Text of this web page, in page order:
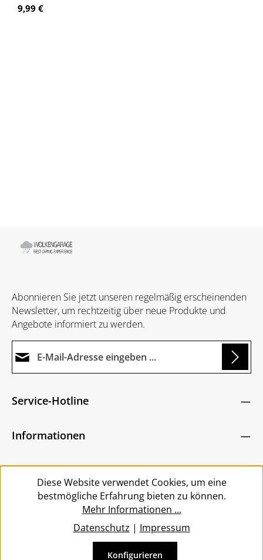
Regulärer Preis:
9,99 €
Abonnieren Sie jetzt unseren regelmäßig erscheinenden
Newsletter, um rechtzeitig über neue Produkte und
Angebote informiert zu werden.
Ich habe dieDatenschutzbestimmungen
bin mit ihnen einverstanden.
Zeichen ein*
Die mit einem Stern (*) markierten Felder sind
Service-Hotline
Informationen
Service
Diese Website verwendet Cookies, um eine
bestmögliche Erfahrung bieten zu können.
Mehr Informationen ...
Datenschutz | Impressum
Konfigurieren